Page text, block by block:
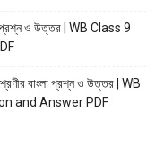
প্রশ্ন ও উত্তর | WB Class 9
বাংলা প্রশ্ন ও উত্তর | WB
and Answer PDF